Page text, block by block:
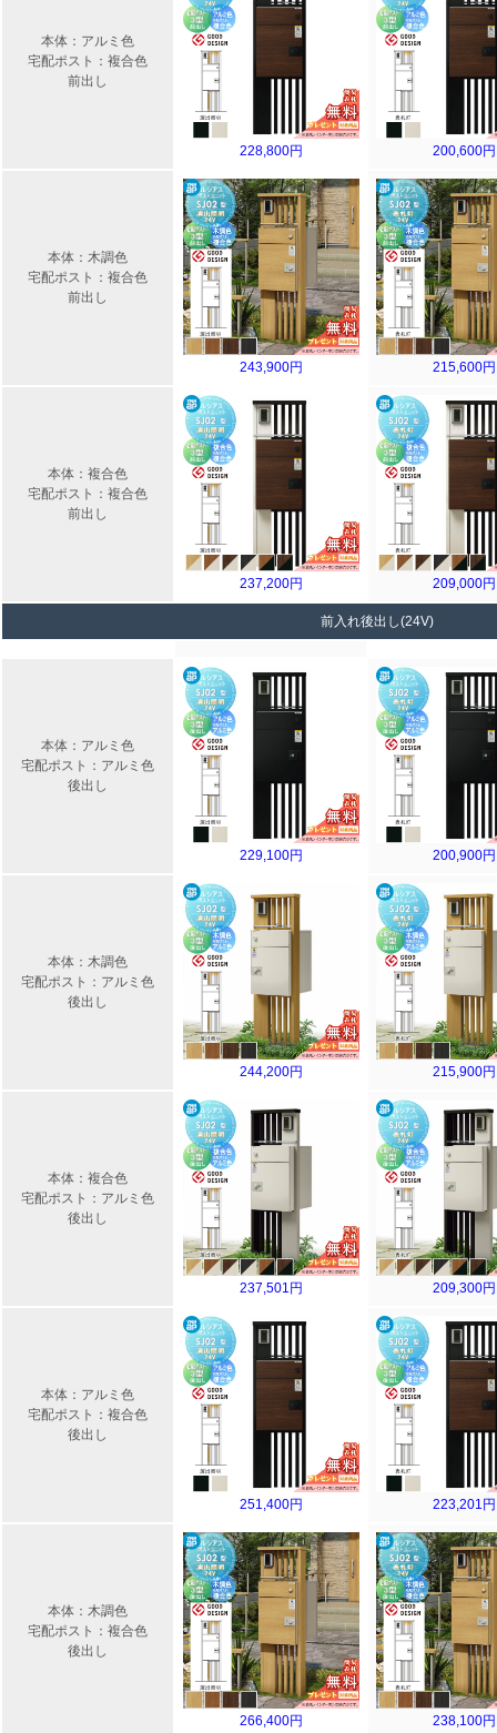
本体：アルミ色
宅配ポスト：複合色
前出し
228,800円 200,600円
本体：木調色
宅配ポスト：複合色
前出し
243,900円 215,600円
本体：複合色
宅配ポスト：複合色
前出し
237,200円 209,000円
前入れ後出し(24V)
本体：アルミ色
宅配ポスト：アルミ色
後出し
229,100円 200,900円
本体：木調色
宅配ポスト：アルミ色
後出し
244,200円 215,900円
本体：複合色
宅配ポスト：アルミ色
後出し
237,501円 209,300円
本体：アルミ色
宅配ポスト：複合色
後出し
251,400円 223,201円
本体：木調色
宅配ポスト：複合色
後出し
266,400円 238,100円